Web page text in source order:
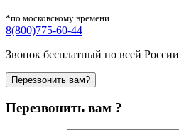
*по московскому времени
8(800)775-60-44
Звонок бесплатный по всей России
Перезвонить вам?
Перезвонить вам ?